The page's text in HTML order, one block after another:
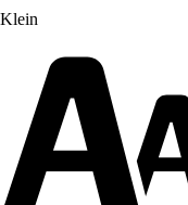
Klein